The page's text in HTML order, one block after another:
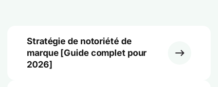
Stratégie de notoriété de
marque [Guide complet pour
2026]